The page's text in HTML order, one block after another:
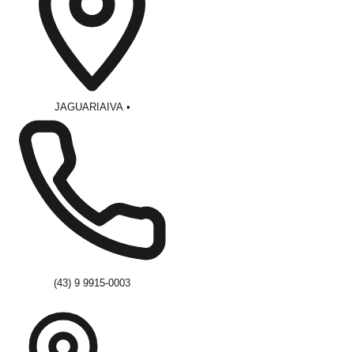
JAGUARIAIVA •
(43) 9 9915-0003